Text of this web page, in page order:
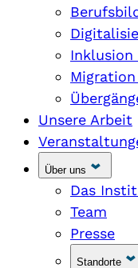
Unsere Arbeit
Über uns
Das
Team
Presse
Standorte